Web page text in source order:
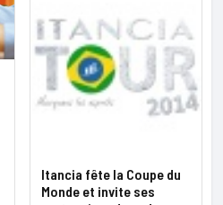
Itancia fête la Coupe du
Monde et invite ses